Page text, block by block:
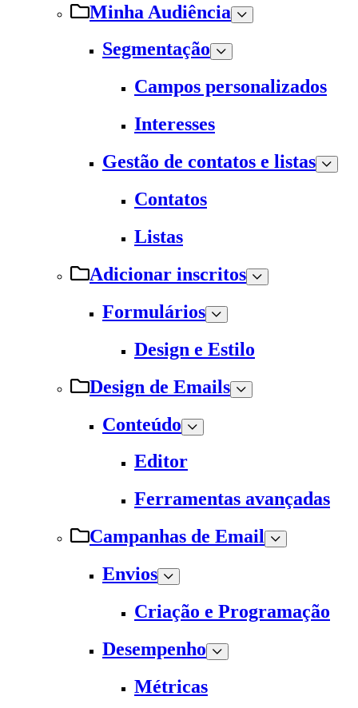
Minha Audiência
Segmentação
Campos personalizados
Interesses
Gestão de contatos e listas
Contatos
Listas
Adicionar inscritos
Formulários
Design e Estilo
Design de Emails
Conteúdo
Editor
Ferramentas avançadas
Campanhas de Email
Envios
Criação e Programação
Desempenho
Métricas